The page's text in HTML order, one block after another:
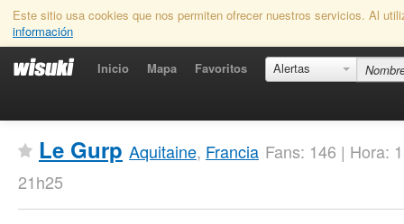
Este sitio usa cookies que nos permiten ofrecer nuestros servicios. Al
información
Inicio Mapa Favoritos Alertas
Le Gurp Aquitaine, Francia Fans: 146 | Hora:
21h25